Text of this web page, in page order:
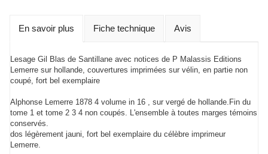
En savoir plus Fiche technique Avis
Lesage Gil Blas de Santillane avec notices de P Malassis Editions
Lemerre sur hollande, couvertures imprimées sur vélin, en partie non
coupé, fort bel exemplaire
Alphonse Lemerre 1878 4 volume in 16 , sur vergé de hollande.Fin du
tome 1 et tome 2 3 4 non coupés. L'ensemble à toutes marges témoins
conservés.
dos légèrement jauni, fort bel exemplaire du célèbre imprimeur
Lemerre.